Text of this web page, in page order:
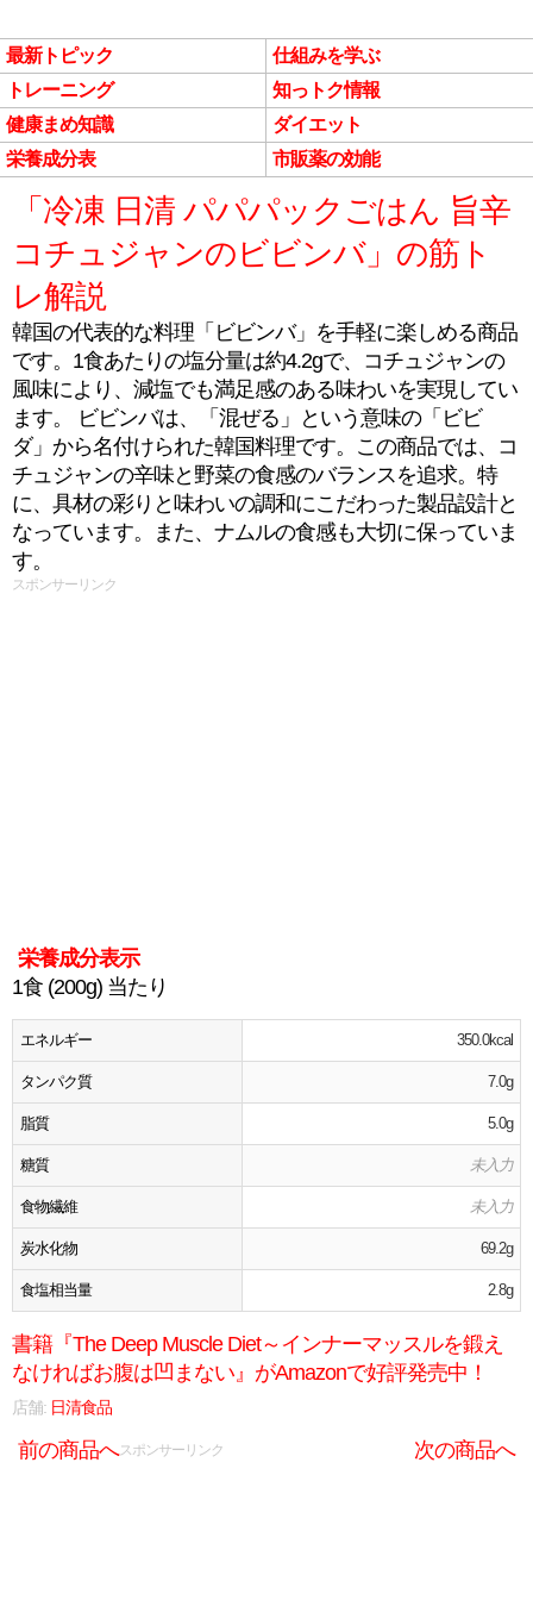
最新トピック
仕組みを学ぶ
トレーニング
知っトク情報
健康まめ知識
ダイエット
栄養成分表
市販薬の効能
「冷凍 日清 パパパックごはん 旨辛
コチュジャンのビビンバ」の筋ト
レ解説
韓国の代表的な料理「ビビンバ」を手軽に楽しめる商品
です。1食あたりの塩分量は約4.2gで、コチュジャンの
風味により、減塩でも満足感のある味わいを実現してい
ます。 ビビンバは、「混ぜる」という意味の「ビビ
ダ」から名付けられた韓国料理です。この商品では、コ
チュジャンの辛味と野菜の食感のバランスを追求。特
に、具材の彩りと味わいの調和にこだわった製品設計と
なっています。また、ナムルの食感も大切に保っていま
す。
スポンサーリンク
栄養成分表示
1食 (200g) 当たり
エネルギー 350.0kcal
タンパク質 7.0g
脂質 5.0g
糖質 未入力
食物繊維 未入力
炭水化物 69.2g
食塩相当量 2.8g
書籍『The Deep Muscle Diet～インナーマッスルを鍛え
なければお腹は凹まない』がAmazonで好評発売中！
店舗: 日清食品
前の商品へ 次の商品へ
スポンサーリンク